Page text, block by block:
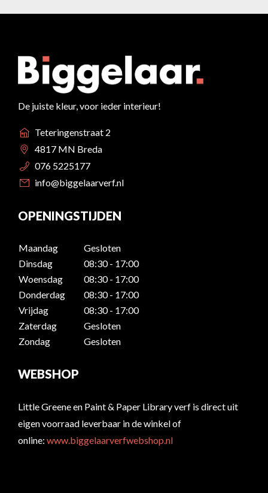
De juiste kleur, voor ieder interieur!
Teteringenstraat 2
4817 MN Breda
076 5225177
info@biggelaarverf.nl
OPENINGSTIJDEN
Maandag
Gesloten
Dinsdag
08:30 - 17:00
Woensdag
08:30 - 17:00
Donderdag
08:30 - 17:00
Vrijdag
08:30 - 17:00
Zaterdag
Gesloten
Zondag
Gesloten
WEBSHOP
Little Greene en Paint & Paper Library verf is direct uit
eigen voorraad leverbaar in de winkel of
online: www.biggelaarverfwebshop.nl